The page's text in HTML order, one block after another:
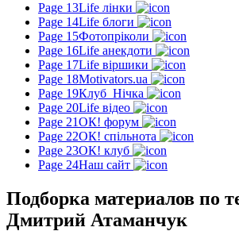
Page 13Life лінки
Page 14Life блоги
Page 15Фотопріколи
Page 16Life анекдоти
Page 17Life віршики
Page 18Motivators.ua
Page 19Клуб_Нічка
Page 20Life відео
Page 21ОК! форум
Page 22ОК! спільнота
Page 23ОК! клуб
Page 24Наш сайт
Подборка материалов по
Дмитрий Атаманчук